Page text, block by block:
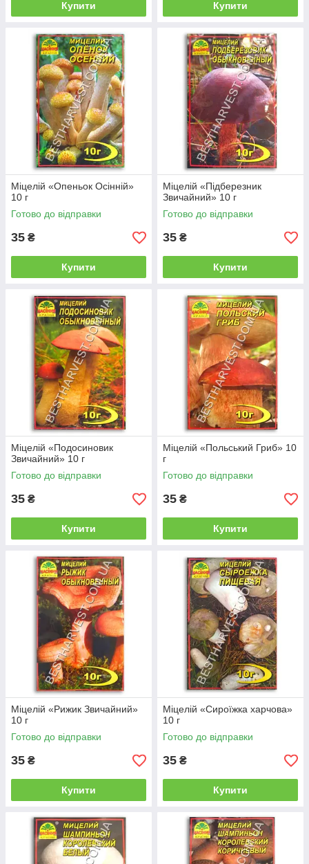
Купити Купити
Міцелій «Опеньок Осінній»
10 г
Готово до відправки
35 ₴
Купити
Міцелій «Підберезник
Звичайний» 10 г
Готово до відправки
35 ₴
Купити
Міцелій «Подосиновик
Звичайний» 10 г
Готово до відправки
35 ₴
Купити
Міцелій «Польський Гриб» 10
г
Готово до відправки
35 ₴
Купити
Міцелій «Рижик Звичайний»
10 г
Готово до відправки
35 ₴
Купити
Міцелій «Сироїжка харчова»
10 г
Готово до відправки
35 ₴
Купити